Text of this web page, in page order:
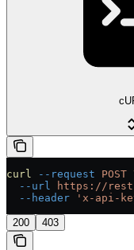
curl --request POST
  --url
https://
  --header
'x-api-
200 403